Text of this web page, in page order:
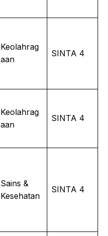
Keolahrag
aan
SINTA 4
Keolahrag
aan
SINTA 4
Sains &
Kesehatan
SINTA 4